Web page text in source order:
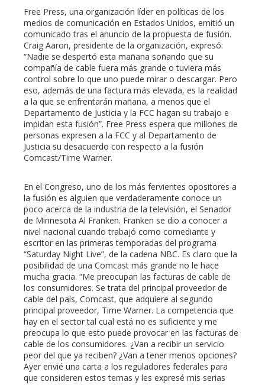
Free Press, una organización líder en políticas de los
medios de comunicación en Estados Unidos, emitió un
comunicado tras el anuncio de la propuesta de fusión.
Craig Aaron, presidente de la organización, expresó:
“Nadie se despertó esta mañana soñando que su
compañía de cable fuera más grande o tuviera más
control sobre lo que uno puede mirar o descargar. Pero
eso, además de una factura más elevada, es la realidad
a la que se enfrentarán mañana, a menos que el
Departamento de Justicia y la FCC hagan su trabajo e
impidan esta fusión”. Free Press espera que millones de
personas expresen a la FCC y al Departamento de
Justicia su desacuerdo con respecto a la fusión
Comcast/Time Warner.
En el Congreso, uno de los más fervientes opositores a
la fusión es alguien que verdaderamente conoce un
poco acerca de la industria de la televisión, el Senador
de Minnesota Al Franken. Franken se dio a conocer a
nivel nacional cuando trabajó como comediante y
escritor en las primeras temporadas del programa
“Saturday Night Live”, de la cadena NBC. Es claro que la
posibilidad de una Comcast más grande no le hace
mucha gracia. “Me preocupan las facturas de cable de
los consumidores. Se trata del principal proveedor de
cable del país, Comcast, que adquiere al segundo
principal proveedor, Time Warner. La competencia que
hay en el sector tal cual está no es suficiente y me
preocupa lo que esto puede provocar en las facturas de
cable de los consumidores. ¿Van a recibir un servicio
peor del que ya reciben? ¿Van a tener menos opciones?
Ayer envié una carta a los reguladores federales para
que consideren estos temas y les expresé mis serias